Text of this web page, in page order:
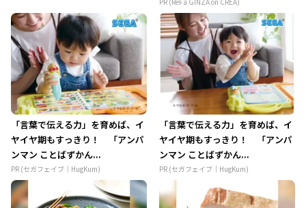
「言葉で伝える力」を育めば、イ
ヤイヤ期もすっきり！ 「アンパ
ンマン ことばずかん...
PR (セガフェイブ｜HugKum)
「言葉で伝える力」を育めば、イ
ヤイヤ期もすっきり！ 「アンパ
ンマン ことばずかん...
PR (セガフェイブ｜HugKum)